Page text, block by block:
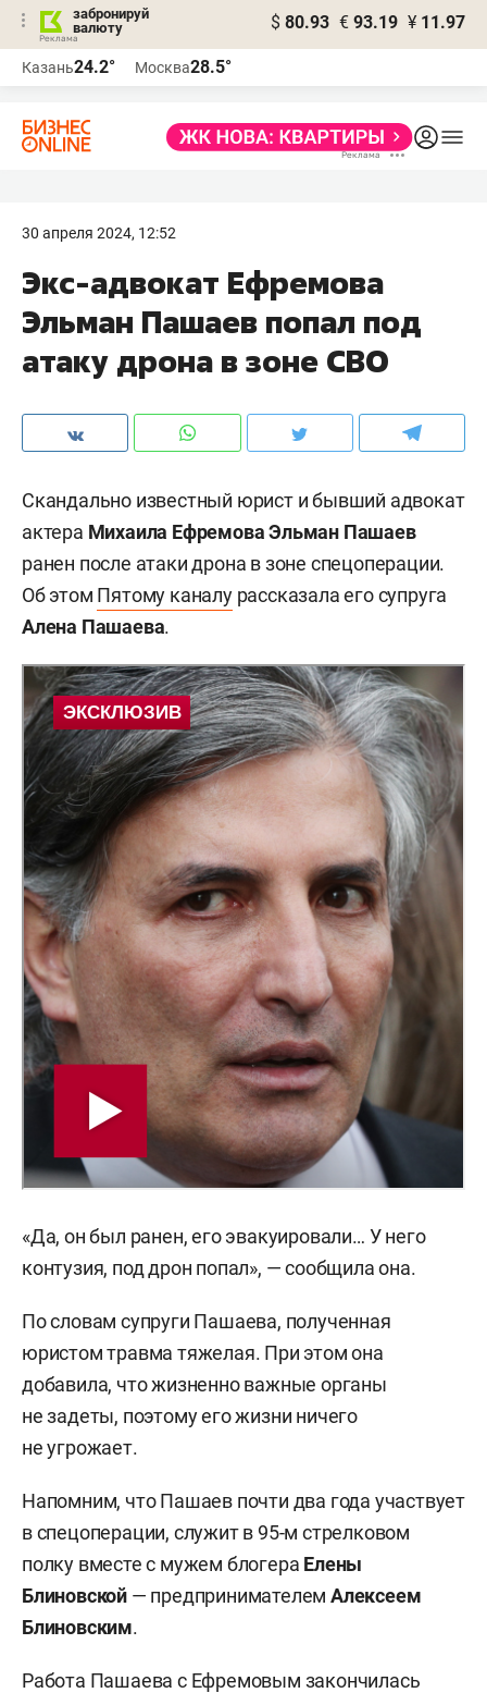
забронируй
валюту
$ 80.93 € 93.19 ¥ 11.97
Казань24.2° Москва28.5°
30 апреля 2024, 12:52
Экс-адвокат Ефремова
Эльман Пашаев попал под
атаку дрона в зоне СВО
Скандально известный юрист и бывший адвокат
актера Михаила Ефремова Эльман Пашаев
ранен после атаки дрона в зоне спецоперации.
Об этом Пятому каналурассказала его супруга
Алена Пашаева.
«Да, он был ранен, его эвакуировали… У него
контузия, под дрон попал», — сообщила она.
По словам супруги Пашаева, полученная
юристом травма тяжелая. При этом она
добавила, что жизненно важные органы
не задеты, поэтому его жизни ничего
не угрожает.
Напомним, что Пашаев почти два года участвует
в спецоперации, служит в 95-м стрелковом
полку вместе с мужем блогера Елены
Блиновской — предпринимателемАлексеем
Блиновским.
Работа Пашаева с Ефремовым закончилась